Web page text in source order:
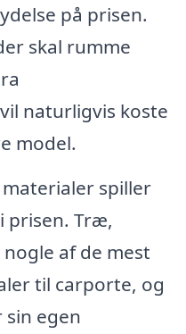
på prisen.
skal rumme
naturligvis koste
model.
materialer spiller
prisen. Træ,
af de mest
til carporte, og
egen